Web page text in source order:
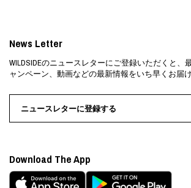
News Letter
WILDSIDEのニュースレターにご登録いただくと、
ャンペーン、動画などの最新情報をいち早くお届け
ニュースレターに登録する
Download The App